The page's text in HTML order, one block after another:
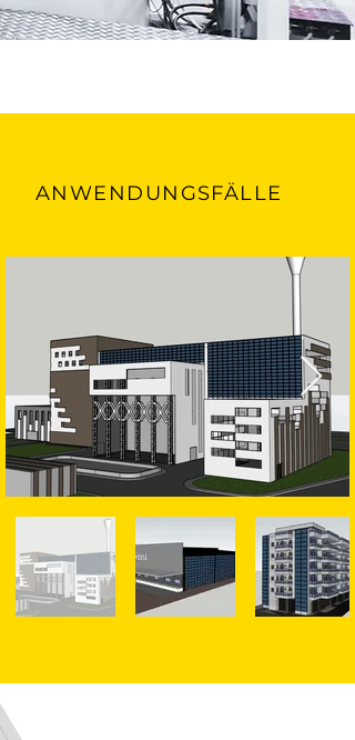
ANWENDUNGSFÄLLE